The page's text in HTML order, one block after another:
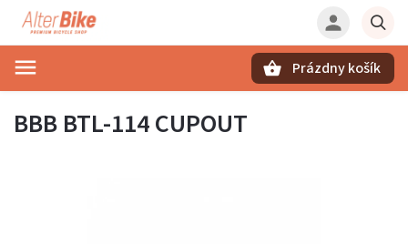
Prázdny košík
BBB BTL-114 CUPOUT